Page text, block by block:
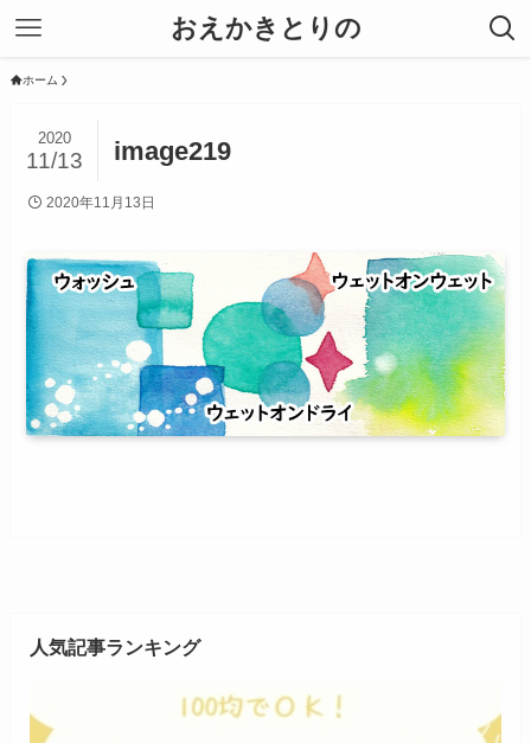
おえかきとりの
ホーム
image219
2020
11/13
2020年11月13日
人気記事ランキング